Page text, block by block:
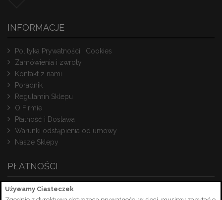
Używamy Ciasteczek
INFORMACJE
Polityka Prywatności i Cookies
Zamówienia i zwroty
Kontakt z nami
Poradnik
Regulamin Sklepu
O Firmie
Płatność i Dostawa
Warunki odstąpienia od umowy
Nasze Sklepy
PŁATNOŚCI